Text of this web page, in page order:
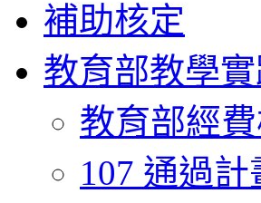
補助核定
教育部教學
教育部經
107 通過計